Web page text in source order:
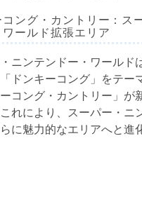
コング・カントリー：ス
ールド拡張エリア
ニンテンドー・ワールド
ドンキーコング」をテー
ーコング・カントリー」が
れにより、スーパー・ニ
に魅力的なエリアへと進